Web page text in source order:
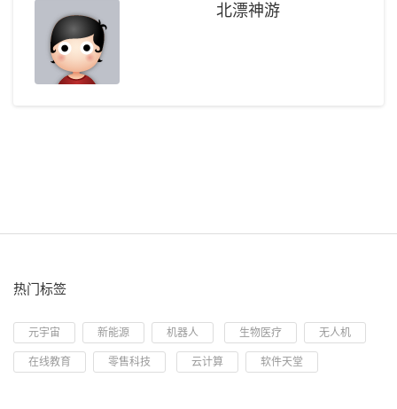
北漂神游
热门标签
元宇宙 新能源 机器人 生物医疗 无人机
在线教育 零售科技 云计算 软件天堂